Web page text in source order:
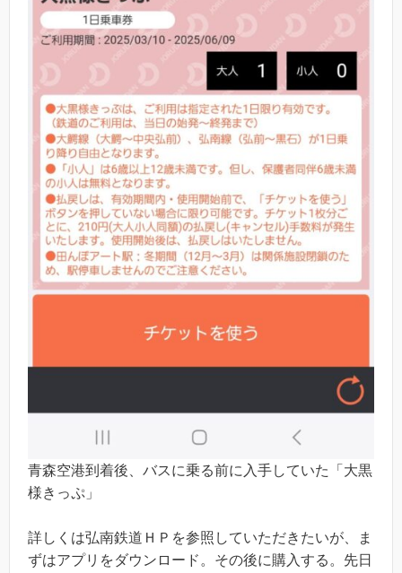
青森空港到着後、バスに乗る前に入手していた「大黒
様きっぷ」
詳しくは弘南鉄道ＨＰを参照していただきたいが、ま
ずはアプリをダウンロード。その後に購入する。先日